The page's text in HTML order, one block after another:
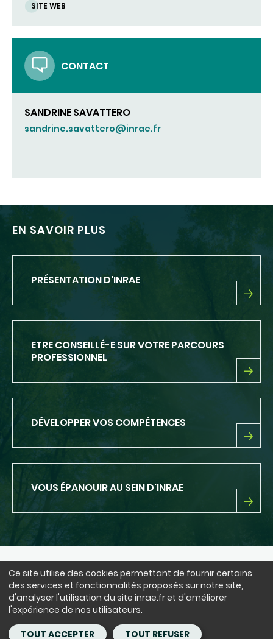
Ce site utilise des cookies permettant de fournir certains
des services et fonctionnalités proposés sur notre site,
d'analyser l'utilisation du site inrae.fr et d'améliorer
l'expérience de nos utilisateurs.
TOUT ACCEPTER
TOUT REFUSER
SITE WEB
CONTACT
SANDRINE SAVATTERO
sandrine.savattero@inrae.fr
EN SAVOIR PLUS
PRÉSENTATION D'INRAE
PRÉSENTATION
ETRE CONSEILLÉ-E SUR VOTRE PARCOURS
PROFESSIONNEL
ETRE
SUR
VOTRE
PROFESSIONNEL
DÉVELOPPER VOS COMPÉTENCES
DÉVELOPPER
VOUS ÉPANOUIR AU SEIN D'INRAE
VOUS
SEIN
NOUS SUIVRE
LinkedInFacebook
BlueSkyinstagram
Youtube
X
Siège : 147 rue de l'Université 75338 Paris Cedex 07 - tél. : +33(0)1 42
75 90 00